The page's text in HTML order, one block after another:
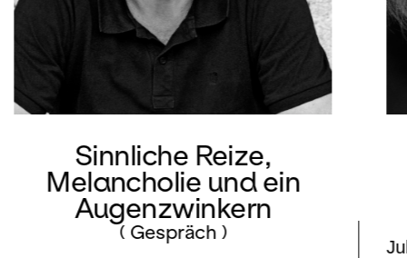
Sinnliche Reize,
Melancholie und ein
Augenzwinkern
( Gespräch )